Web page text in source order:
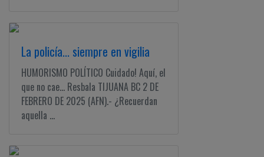
La policía... siempre en vigilia
HUMORISMO POLÍTICO Cuidado! Aquí, el
que no cae... Resbala TIJUANA BC 2 DE
FEBRERO DE 2025 (AFN).- ¿Recuerdan
aquella ...